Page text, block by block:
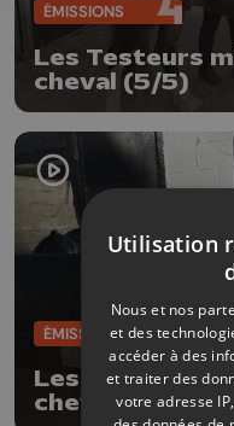
ÉMISSIONS
Les Testeurs
cheval (5/5)
ÉMISSIONS
Les Testeurs
cheval (3/5)
Utilisation
Nous et nos
et des
accéder à des
et traiter des
votre adresse